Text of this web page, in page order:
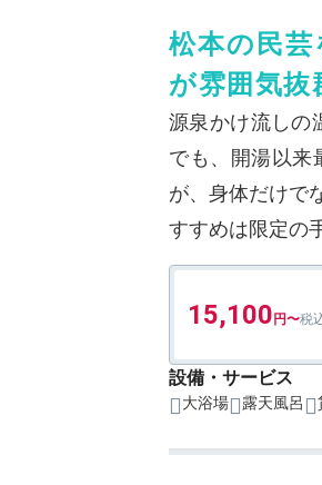
松本の民
が雰囲気抜
源泉かけ流しの
でも、開湯以来
が、身体だけで
すすめは限定の
15,100
設備・サービス
大浴場 露天風呂